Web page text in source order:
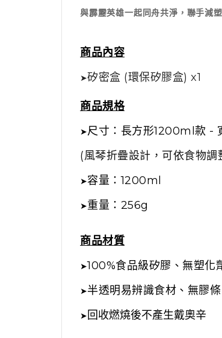
與霹靂英雄一起同舟共淨，聯手減塑
商品內容
➤矽密盒 (環保矽膠盒) x1
商品規格
➤尺寸：長方形1200ml款 -
(風琴折疊設計，可依食物
➤容量：1200ml
➤重量：256g
商品材質
➤100%食品級矽膠、無塑化
➤半透明易辨識食材、無膠
➤回收燃燒後不產生戴奧辛